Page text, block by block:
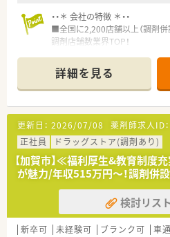
・・＊ 会社の特徴 ＊・・
■全国に2,200店舗以上（調剤
調剤店舗数業界TOP！
頑張り次第で高給与も可能！
■経験や勤務コースによります
半スタートと業界TOP水準！
■職種や職域に合わせ、豊富な
修を用意されています
■薬剤師が中心の会社だからこ
種多様に用意されています。
■店舗拡大に伴い、エリアマネ
トのポジションも増えます。
■在宅や教育等の専門性を活か
とも可能です。
■その他にも、管理部門や商品
域は多種多様です。
■在宅実施店舗は年々増加して
詳細を見る
更新日： 2026/07/08 薬剤師求人ID：
正社員
ドラッグストア(調剤あり)
【加賀市】≪福利厚生&教育制度
が魅力/年収515万円～！調剤併
検討リス
新卒可 未経験可 ブランク可 車